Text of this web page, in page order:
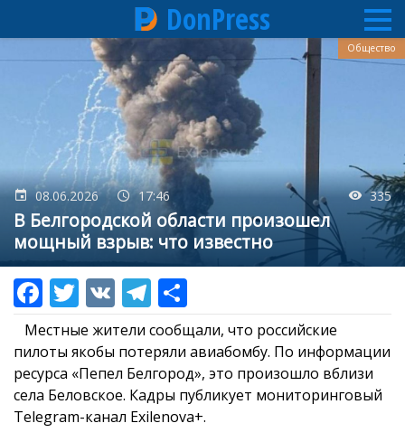
содержанию
DonPress
08.06.2026 17:46 335
В Белгородской области произошел
мощный взрыв: что известно
Общество
Местные жители сообщали, что российские
пилоты якобы потеряли авиабомбу. По информации
ресурса «Пепел Белгород», это произошло вблизи
села Беловское. Кадры публикует мониторинговый
Telegram-канал Exilenova+.